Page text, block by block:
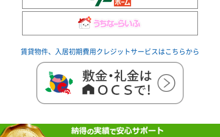
賃貸物件、入居初期費用クレジットサービスはこちらから